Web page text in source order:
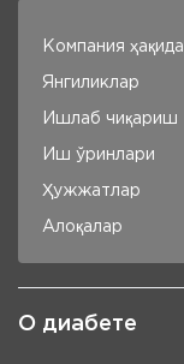
Компания ҳақида
Янгиликлар
Ишлаб чиқариш
Иш ўринлари
Ҳужжатлар
Алоқалар
О диабете